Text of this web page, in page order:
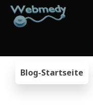
Blog-Startseite